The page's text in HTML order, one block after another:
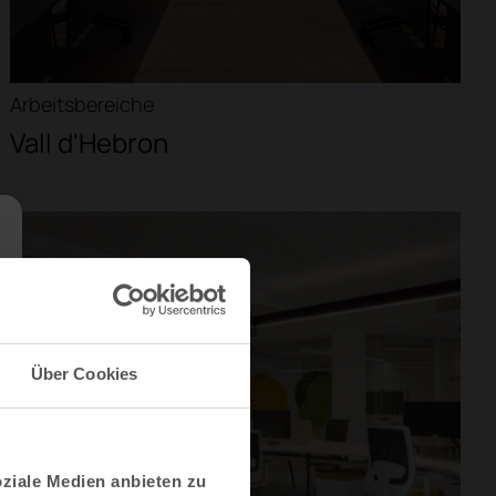
Über Cookies
Medien anbieten zu
Arbeitsbereiche
Vall d'Hebron